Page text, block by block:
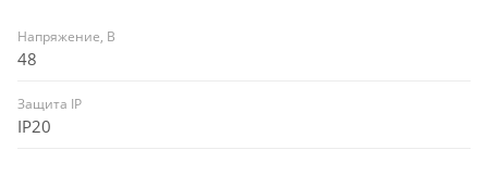
Напряжение, В
48
Защита IP
IP20